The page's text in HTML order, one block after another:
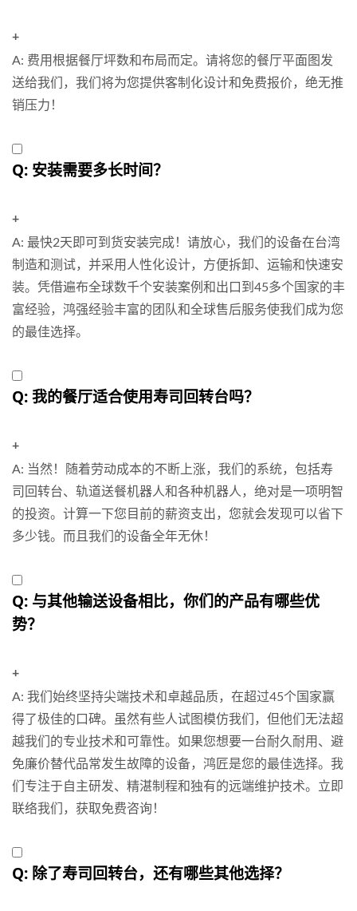
+
A: 费用根据餐厅坪数和布局而定。请将您的餐厅平面图发
送给我们，我们将为您提供客制化设计和免费报价，绝无推
销压力！
Q: 安装需要多长时间？
+
A: 最快2天即可到货安装完成！请放心，我们的设备在台湾
制造和测试，并采用人性化设计，方便拆卸、运输和快速安
装。凭借遍布全球数千个安装案例和出口到45多个国家的丰
富经验，鸿强经验丰富的团队和全球售后服务使我们成为您
的最佳选择。
Q: 我的餐厅适合使用寿司回转台吗？
+
A: 当然！随着劳动成本的不断上涨，我们的系统，包括寿
司回转台、轨道送餐机器人和各种机器人，绝对是一项明智
的投资。计算一下您目前的薪资支出，您就会发现可以省下
多少钱。而且我们的设备全年无休！
Q: 与其他输送设备相比，你们的产品有哪些优
势？
+
A: 我们始终坚持尖端技术和卓越品质，在超过45个国家赢
得了极佳的口碑。虽然有些人试图模仿我们，但他们无法超
越我们的专业技术和可靠性。如果您想要一台耐久耐用、避
免廉价替代品常发生故障的设备，鸿匠是您的最佳选择。我
们专注于自主研发、精湛制程和独有的远端维护技术。立即
联络我们，获取免费咨询！
Q: 除了寿司回转台，还有哪些其他选择？